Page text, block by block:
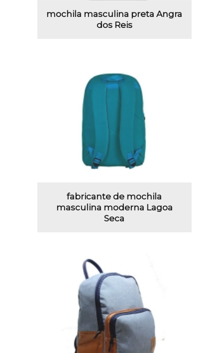
mochila masculina preta Angra
dos Reis
fabricante de mochila
masculina moderna Lagoa
Seca